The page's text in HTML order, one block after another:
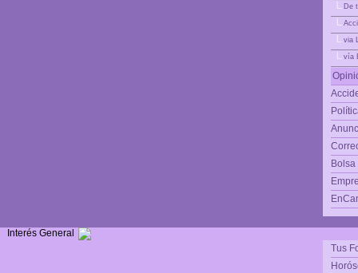
De
via
vía
Interés General
Tus